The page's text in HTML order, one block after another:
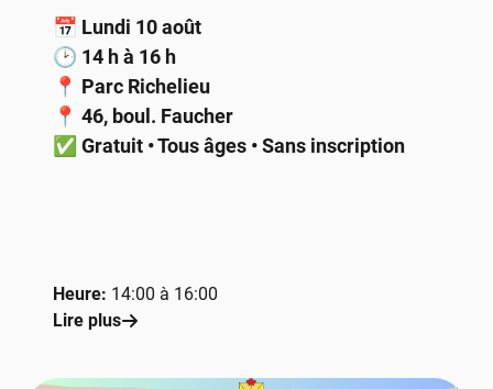
📅 Lundi 10 août
🕑 14 h à 16 h
📍 Parc Richelieu
📍 46, boul. Faucher
✅ Gratuit • Tous âges • Sans inscription
Heure: 14:00 à 16:00
Lire plus